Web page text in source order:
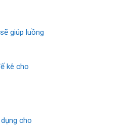
giúp luồng
kê cho
cho